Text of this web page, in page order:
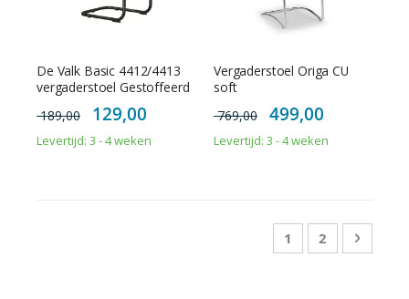
De Valk Basic 4412/4413
vergaderstoel Gestoffeerd
189,00
Special
Price
129,00
Levertijd: 3 - 4 weken
Vergaderstoel Origa CU
soft
769,00
Special
Price
499,00
Levertijd: 3 - 4 weken
Pagina
U lees
1 Pagina
2 Pagina